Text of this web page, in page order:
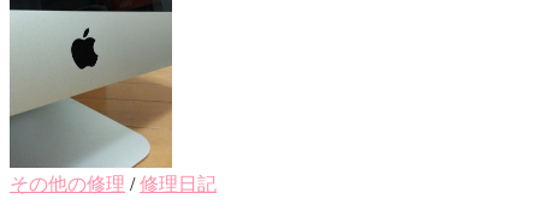
その他の修理 /修理日記